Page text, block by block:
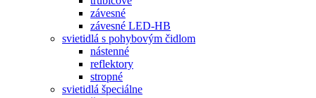
závesné
závesné LED-HB
svietidlá s pohybovým čidlom
nástenné
reflektory
stropné
svietidlá špeciálne